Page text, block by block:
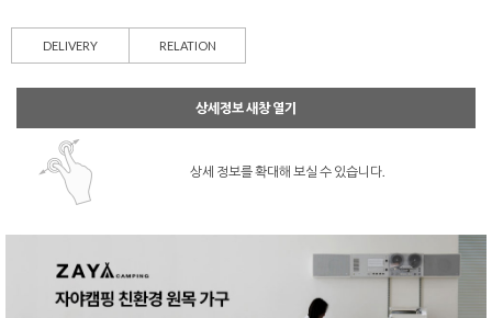
DELIVERY RELATION
상세정보 새창 열기
상세 정보를 확대해 보실 수 있습니다.